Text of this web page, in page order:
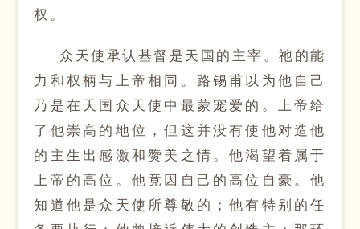
权。
众天使承认基督是天国的主宰。祂的能
力和权柄与上帝相同。路锡甫以为他自己
乃是在天国众天使中最蒙宠爱的。上帝给
了他崇高的地位，但这并没有使他对造他
的主生出感激和赞美之情。他渴望着属于
上帝的高位。他竟因自己的高位自豪。他
知道他是众天使所尊敬的；他有特别的任